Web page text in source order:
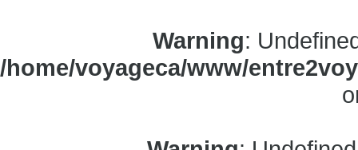
Warning:
/home/voyageca/www/